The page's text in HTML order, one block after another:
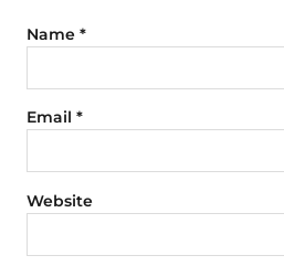
Name *
Email *
Website